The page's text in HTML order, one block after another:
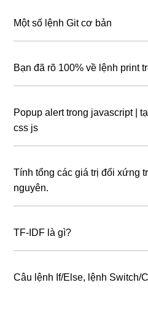
Một số lệnh Git cơ bản
Bạn đã rõ 100% về lệnh print
Popup alert trong javascript |
css js
Tính tổng các giá trị đối xứng
nguyên.
TF-IDF là gì?
Câu lệnh If/Else, lệnh Switch/